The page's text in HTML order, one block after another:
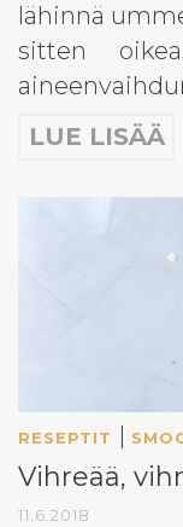
lähinnä
sitten
LUE LISÄÄ
RESEPTIT |
Vihreää,
11.6.2018